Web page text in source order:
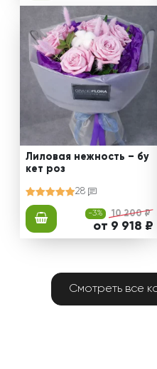
Лиловая нежность – бу
кет роз
28
-3% 10 200 ₽
от 9 918 ₽
Смотреть все